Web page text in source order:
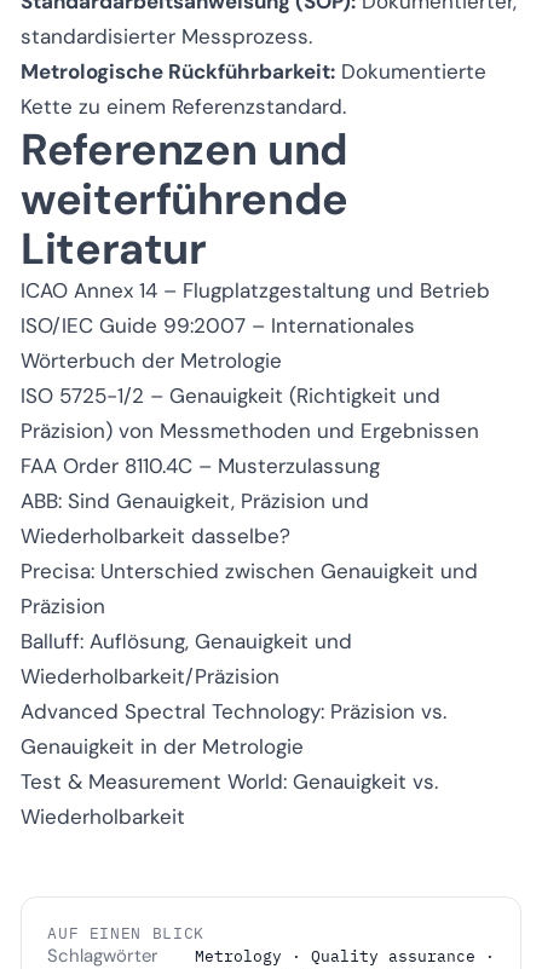
standardisierter Messprozess.
Metrologische Rückführbarkeit: Dokumentierte
Kette zu einem Referenzstandard.
Referenzen und
weiterführende
Literatur
ICAO Annex 14 – Flugplatzgestaltung und Betrieb
ISO/IEC Guide 99:2007 – Internationales
Wörterbuch der Metrologie
ISO 5725-1/2 – Genauigkeit (Richtigkeit und
Präzision) von Messmethoden und Ergebnissen
FAA Order 8110.4C – Musterzulassung
ABB: Sind Genauigkeit, Präzision und
Wiederholbarkeit dasselbe?
Precisa: Unterschied zwischen Genauigkeit und
Präzision
Balluff: Auflösung, Genauigkeit und
Wiederholbarkeit/Präzision
Advanced Spectral Technology: Präzision vs.
Genauigkeit in der Metrologie
Test & Measurement World: Genauigkeit vs.
Wiederholbarkeit
AUF EINEN BLICK
Schlagwörter
Metrology · Quality assurance ·